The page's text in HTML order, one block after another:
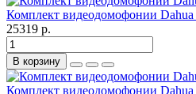
Комплект видеодомофонии
25319 р.
В корзину
Комплект видеодомофонии